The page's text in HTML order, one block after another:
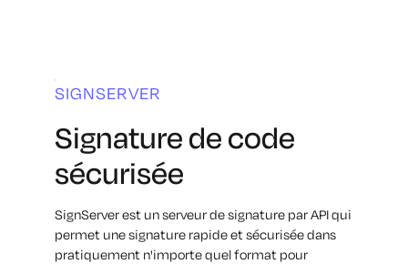
SIGNSERVER
Signature de code
sécurisée
SignServer est un serveur de signature par API qui
permet une signature rapide et sécurisée dans
pratiquement n'importe quel format pour